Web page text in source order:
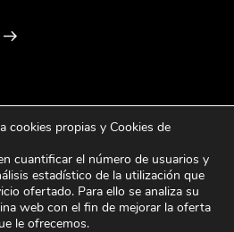
Buscar
cookies propias y Cookies de
cuantificar el número de usuarios y
estadístico de la utilización que
ofertado. Para ello se analiza su
web con el fin de mejorar la oferta
le ofrecemos.